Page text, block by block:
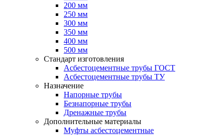
200 мм
250 мм
300 мм
350 мм
400 мм
500 мм
Стандарт изготовления
Асбестоцементные трубы ГОСТ
Асбестоцементные трубы ТУ
Назначение
Напорные трубы
Безнапорные трубы
Дренажные трубы
Дополнительные материалы
Муфты асбестоцементные